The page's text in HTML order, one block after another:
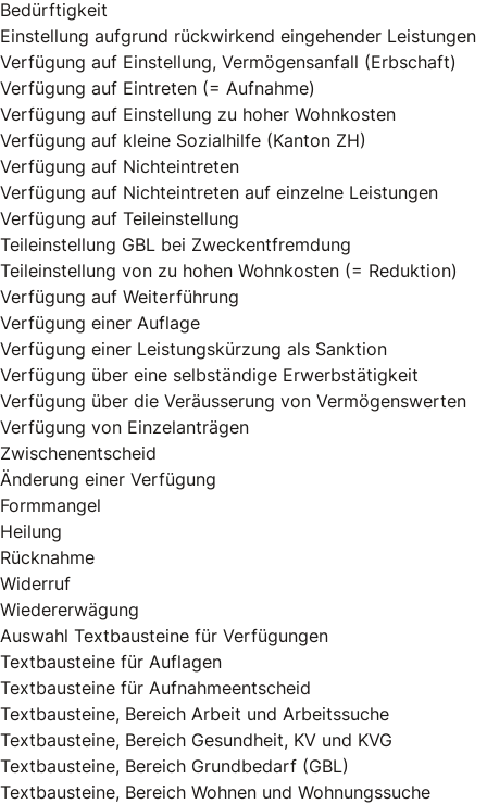
Bedürftigkeit
Einstellung aufgrund rückwirkend eingehender Leistungen
Verfügung auf Einstellung, Vermögensanfall (Erbschaft)
Verfügung auf Eintreten (= Aufnahme)
Verfügung auf Einstellung zu hoher Wohnkosten
Verfügung auf kleine Sozialhilfe (Kanton ZH)
Verfügung auf Nichteintreten
Verfügung auf Nichteintreten auf einzelne Leistungen
Verfügung auf Teileinstellung
Teileinstellung GBL bei Zweckentfremdung
Teileinstellung von zu hohen Wohnkosten (= Reduktion)
Verfügung auf Weiterführung
Verfügung einer Auflage
Verfügung einer Leistungskürzung als Sanktion
Verfügung über eine selbständige Erwerbstätigkeit
Verfügung über die Veräusserung von Vermögenswerten
Verfügung von Einzelanträgen
Zwischenentscheid
Änderung einer Verfügung
Formmangel
Heilung
Rücknahme
Widerruf
Wiedererwägung
Auswahl Textbausteine für Verfügungen
Textbausteine für Auflagen
Textbausteine für Aufnahmeentscheid
Textbausteine, Bereich Arbeit und Arbeitssuche
Textbausteine, Bereich Gesundheit, KV und KVG
Textbausteine, Bereich Grundbedarf (GBL)
Textbausteine, Bereich Wohnen und Wohnungssuche